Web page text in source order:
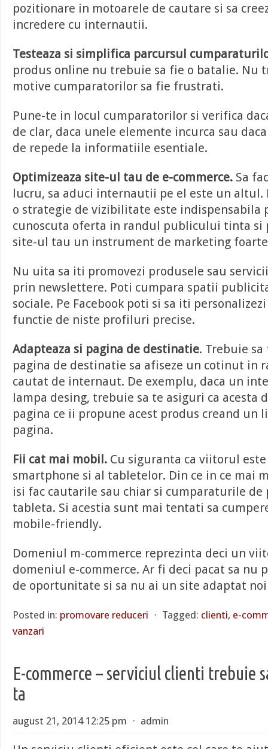
pozitionare in motoarele de cautare si sa
incredere cu internautii.
Testeaza si simplifica parcursul
produs online nu trebuie sa fie o batalie. Nu
motive cumparatorilor sa fie frustrati.
Pune-te in locul cumparatorilor si verifica
de clar, daca unele elemente incurca sau
de repede la informatiile esentiale.
Optimizeaza site-ul tau de e-commerce. Sa
lucru, sa aduci internautii pe el este un altul.
o strategie de vizibilitate este indispensabila
cunoscuta oferta in randul publicului tinta si
site-ul tau un instrument de marketing
Nu uita sa iti promovezi produsele sau
prin newslettere. Poti cumpara spatii
sociale. Pe Facebook poti si sa iti
functie de niste profiluri precise.
Adapteaza si pagina de destinatie. Trebuie
pagina de destinatie sa afiseze un cotinut in
cautat de internaut. De exemplu, daca un
lampa desing, trebuie sa te asiguri ca acesta
pagina ce ii propune acest produs creand un
pagina.
Fii cat mai mobil. Cu siguranta ca viitorul
smartphone si al tabletelor. Din ce in ce mai
isi fac cautarile sau chiar si cumparaturile de
tableta. Si acestia sunt mai tentati sa
mobile-friendly.
Domeniul m-commerce reprezinta deci un
domeniul e-commerce. Ar fi deci pacat sa nu
de oportunitate si sa nu ai un site adaptat
Posted in: promovare reduceri ⋅ Tagged: clienti, e-
vanzari
E-commerce – serviciul clienti trebuie
ta
august 21, 2014 12:25 pm ⋅ admin